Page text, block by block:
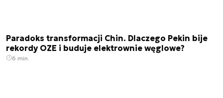
Paradoks transformacji Chin. Dlaczego Pekin bije
rekordy OZE i buduje elektrownie węglowe?
6 min.